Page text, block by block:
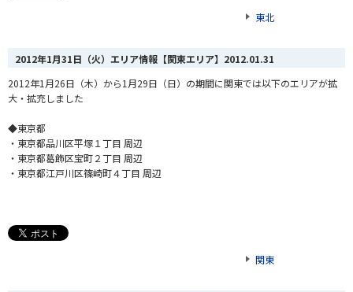
東北
2012年1月31日（火）エリア情報【関東エリア】 2012.01.31
2012年1月26日（木）から1月29日（日）の期間に関東では以下のエリアが拡
大・拡充しました
◆東京都
・東京都品川区平塚１丁目 周辺
・東京都葛飾区宝町２丁目 周辺
・東京都江戸川区篠崎町４丁目 周辺
関東